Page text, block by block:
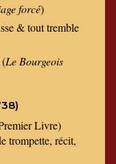
forcé)
& tout tremble
Le Bourgeois
Livre)
trompette, récit,